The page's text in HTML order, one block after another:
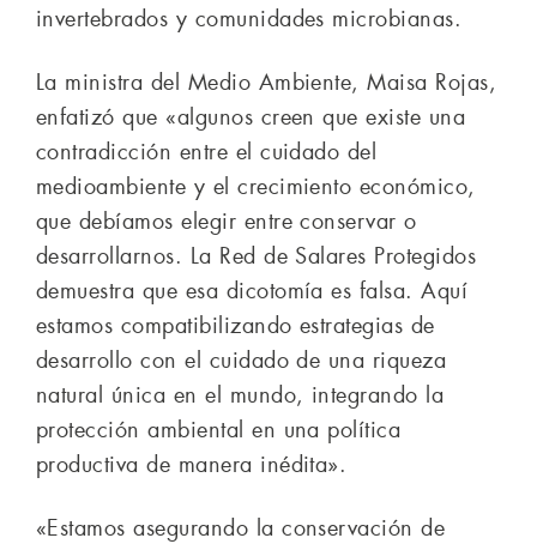
invertebrados y comunidades microbianas.
La ministra del Medio Ambiente, Maisa Rojas,
enfatizó que «algunos creen que existe una
contradicción entre el cuidado del
medioambiente y el crecimiento económico,
que debíamos elegir entre conservar o
desarrollarnos. La Red de Salares Protegidos
demuestra que esa dicotomía es falsa. Aquí
estamos compatibilizando estrategias de
desarrollo con el cuidado de una riqueza
natural única en el mundo, integrando la
protección ambiental en una política
productiva de manera inédita».
«Estamos asegurando la conservación de